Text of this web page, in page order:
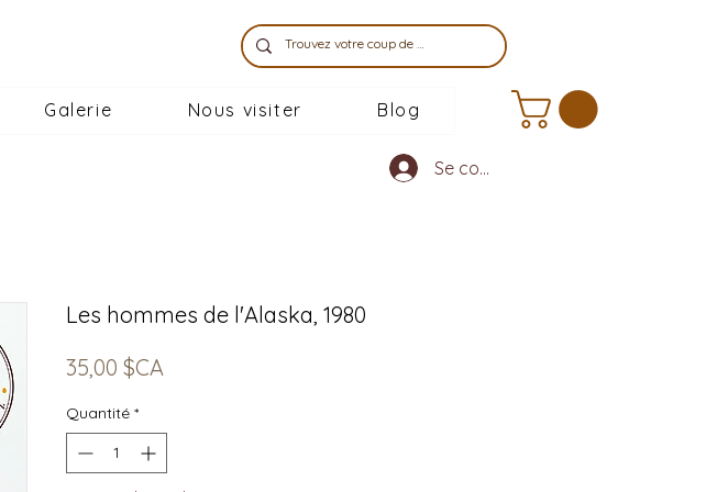
Galerie Nous visiter Blog
Les hommes de l'Alaska, 1980
35,00 $CA
Quantité *
Se connecter